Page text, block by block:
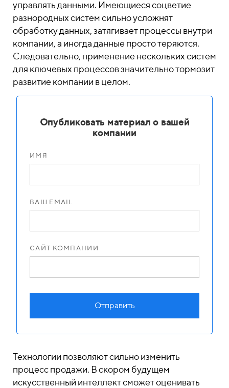
управлять данными. Имеющиеся соцветие
разнородных систем сильно усложнят
обработку данных, затягивает процессы внутри
компании, а иногда данные просто теряются.
Следовательно, применение нескольких систем
для ключевых процессов значительно тормозит
развитие компании в целом.
Опубликовать материал о вашей
компании
ИМЯ
ВАШ EMAIL
САЙТ КОМПАНИИ
Отправить
Технологии позволяют сильно изменить
процесс продажи. В скором будущем
искусственный интеллект сможет оценивать